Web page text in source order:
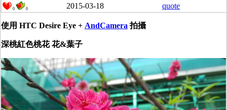
0 0 2015-03-18 quote
使用 HTC Desire Eye + AndCamera 拍攝
深桃紅色桃花 花&葉子